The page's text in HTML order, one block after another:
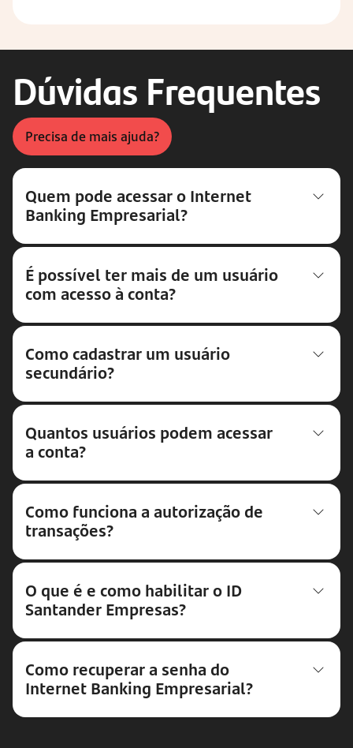
Dúvidas Frequentes
Precisa de mais ajuda?
Quem pode acessar o Internet
Banking Empresarial?
É possível ter mais de um usuário
com acesso à conta?
Como cadastrar um usuário
secundário?
Quantos usuários podem acessar
a conta?
Como funciona a autorização de
transações?
O que é e como habilitar o ID
Santander Empresas?
Como recuperar a senha do
Internet Banking Empresarial?